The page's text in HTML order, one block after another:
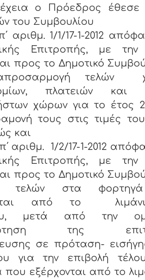
ο Πρόεδρος
του Συμβουλίου
αριθμ. 1/1/17-1-2012
Επιτροπής, με
προς το Δημοτικό
τελών
πλατειών και
χώρων για το έτος
τους στις τιμές
και
αριθμ. 1/2/17-1-2012
Επιτροπής, με
προς το Δημοτικό
τελών στα
από το
μετά από την
της
σε πρόταση-
για την επιβολή
που εξέρχονται από το